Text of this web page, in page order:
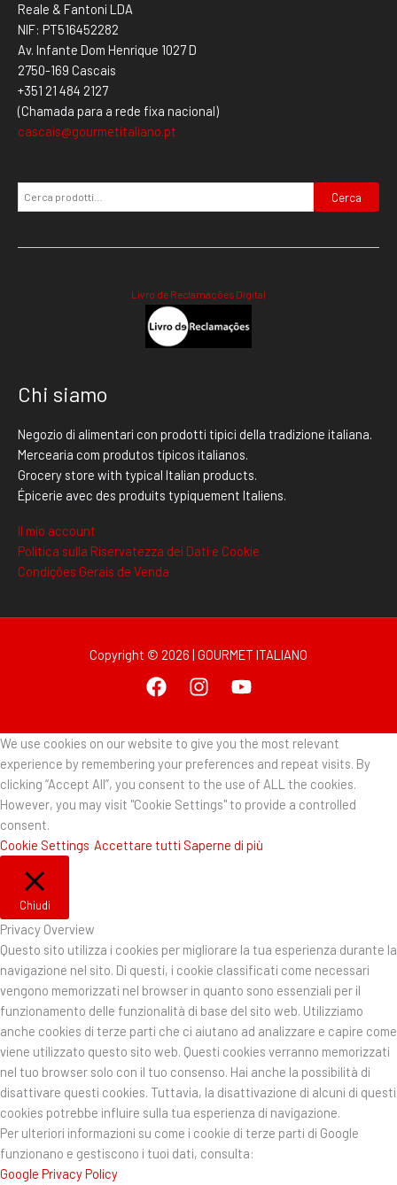
Reale & Fantoni LDA
NIF: PT516452282
Av. Infante Dom Henrique 1027 D
2750-169 Cascais
+351 21 484 2127
(Chamada para a rede fixa nacional)
cascais@gourmetitaliano.pt
Cerca
Livro de Reclamações Digital
Chi siamo
Negozio di alimentari con prodotti tipici della tradizione italiana.
Mercearia com produtos típicos italianos.
Grocery store with typical Italian products.
Épicerie avec des produits typiquement Italiens.
Il mio account
Politica sulla Riservatezza dei Dati e Cookie
Condições Gerais de Venda
Copyright © 2026 | GOURMET ITALIANO
We use cookies on our website to give you the most relevant
experience by remembering your preferences and repeat visits. By
clicking “Accept All”, you consent to the use of ALL the cookies.
However, you may visit "Cookie Settings" to provide a controlled
consent.
Cookie Settings Accettare tutti Saperne di più
Chiudi
Privacy Overview
Questo sito utilizza i cookies per migliorare la tua esperienza durante la
navigazione nel sito. Di questi, i cookie classificati come necessari
vengono memorizzati nel browser in quanto sono essenziali per il
funzionamento delle funzionalità di base del sito web. Utilizziamo
anche cookies di terze parti che ci aiutano ad analizzare e capire come
viene utilizzato questo sito web. Questi cookies verranno memorizzati
nel tuo browser solo con il tuo consenso. Hai anche la possibilità di
disattivare questi cookies. Tuttavia, la disattivazione di alcuni di questi
cookies potrebbe influire sulla tua esperienza di navigazione.
Per ulteriori informazioni su come i cookie di terze parti di Google
funzionano e gestiscono i tuoi dati, consulta:
Google Privacy Policy